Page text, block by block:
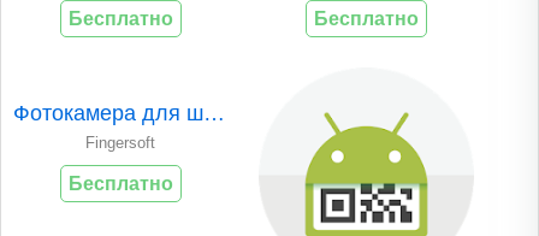
Бесплатно Бесплатно
Фотокамера для шар..
Fingersoft
Бесплатно